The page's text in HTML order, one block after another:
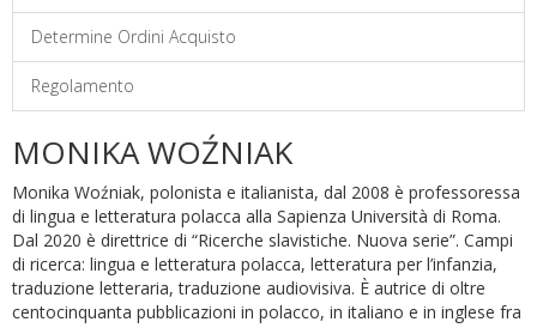
Determine Ordini Acquisto
Regolamento
MONIKA WOŹNIAK
Monika Woźniak, polonista e italianista, dal 2008 è professoressa
di lingua e letteratura polacca alla Sapienza Università di Roma.
Dal 2020 è direttri­ce di “Ricerche slavistiche. Nuova serie”. Campi
di ricerca: lingua e lettera­tu­ra polacca, letteratura per l’infanzia,
traduzione letteraria, traduzione audiovisiva. È autrice di oltre
centocinquanta pubblicazioni in polacco, in italiano e in inglese fra